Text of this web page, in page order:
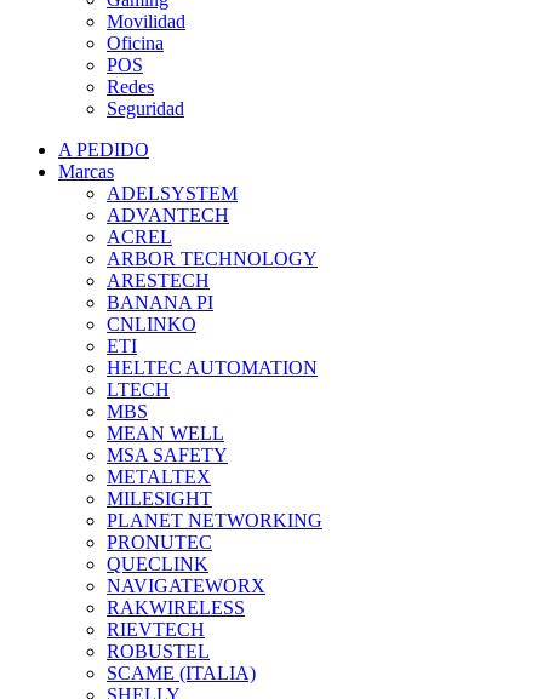
Movilidad
Oficina
POS
Redes
Seguridad
A PEDIDO
Marcas
ADELSYSTEM
ADVANTECH
ACREL
ARBOR TECHNOLOGY
ARESTECH
BANANA PI
CNLINKO
ETI
HELTEC AUTOMATION
LTECH
MBS
MEAN WELL
MSA SAFETY
METALTEX
MILESIGHT
PLANET NETWORKING
PRONUTEC
QUECLINK
NAVIGATEWORX
RAKWIRELESS
RIEVTECH
ROBUSTEL
SCAME (ITALIA)
SHELLY